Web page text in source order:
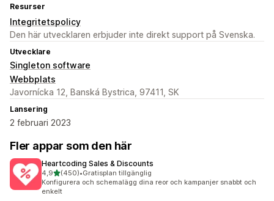
Resurser
Integritetspolicy
Den här utvecklaren erbjuder inte direkt support på Svenska.
Utvecklare
Singleton software
Webbplats
Javornícka 12, Banská Bystrica, 97411, SK
Lansering
2 februari 2023
Fler appar som den här
Heartcoding Sales & Discounts
4,9av 5 stjärnor
(450)
450 recensioner totalt
•Gratisplan tillgänglig
Konfigurera och schemalägg dina reor och kampanjer snabbt och
enkelt